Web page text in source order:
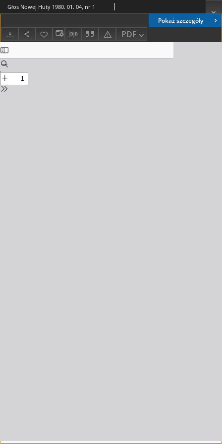
Pokaż szczegóły
PDF
Głos Nowej Huty 1980. 01. 04, nr 1